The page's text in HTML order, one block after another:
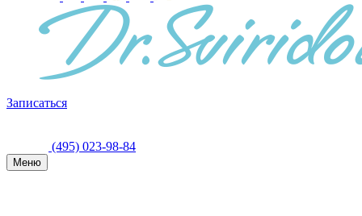
Записаться
(495) 023-98-84
Меню